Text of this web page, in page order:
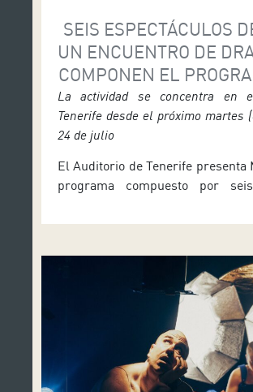
SEIS ESPECTÁCULOS
UN ENCUENTRO DE
COMPONEN EL
2026
La actividad se concentra en
Tenerife desde el próximo martes
24 de julio
El Auditorio de Tenerife presenta
programa compuesto por
propuesta de exterior, así
Internacional de Dramaturgia
detalles fueron ofrecidos por
Cultura del Cabildo […]